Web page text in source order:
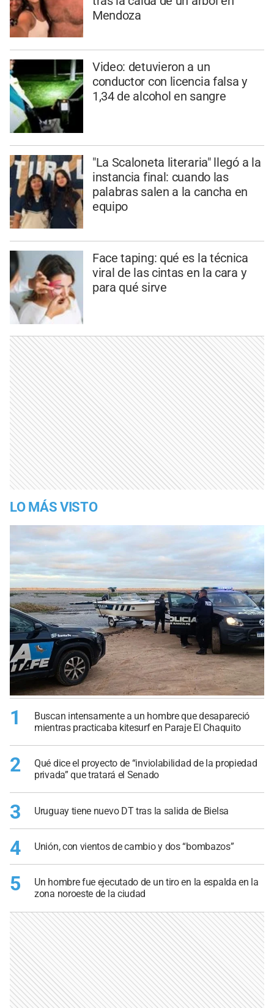
Mendoza
Video: detuvieron a un
conductor con licencia falsa y
1,34 de alcohol en sangre
"La Scaloneta literaria" llegó a la
instancia final: cuando las
palabras salen a la cancha en
equipo
Face taping: qué es la técnica
viral de las cintas en la cara y
para qué sirve
LO MÁS VISTO
1
Buscan intensamente a un hombre que desapareció
mientras practicaba kitesurf en Paraje El Chaquito
2
Qué dice el proyecto de “inviolabilidad de la propiedad
privada” que tratará el Senado
3 Uruguay tiene nuevo DT tras la salida de Bielsa
4 Unión, con vientos de cambio y dos “bombazos”
5
Un hombre fue ejecutado de un tiro en la espalda en la
zona noroeste de la ciudad